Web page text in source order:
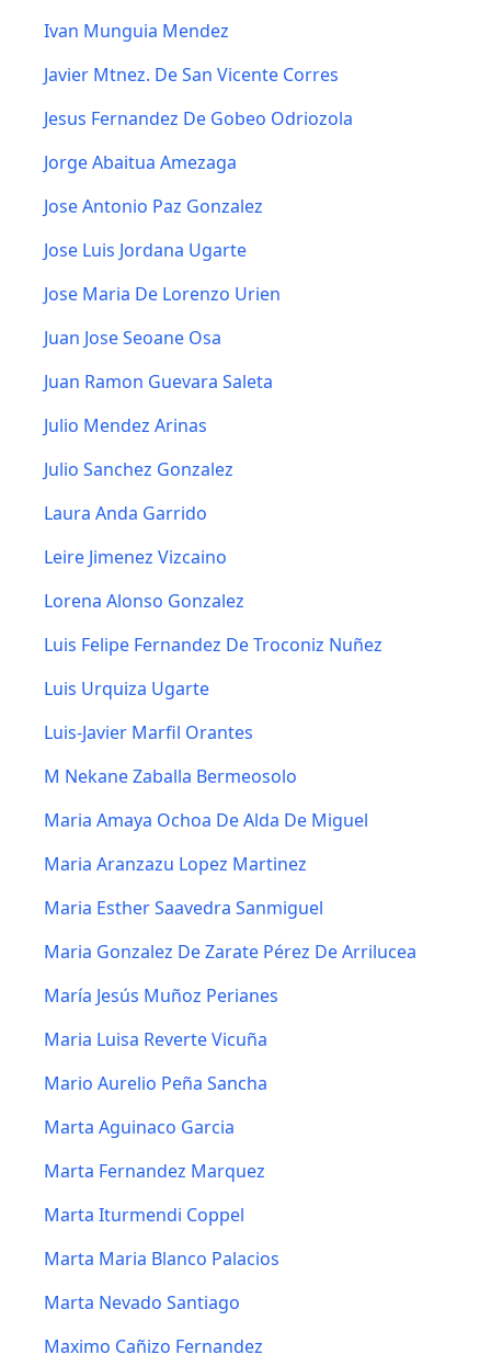
Ivan Munguia Mendez
Javier Mtnez. De San Vicente Corres
Jesus Fernandez De Gobeo Odriozola
Jorge Abaitua Amezaga
Jose Antonio Paz Gonzalez
Jose Luis Jordana Ugarte
Jose Maria De Lorenzo Urien
Juan Jose Seoane Osa
Juan Ramon Guevara Saleta
Julio Mendez Arinas
Julio Sanchez Gonzalez
Laura Anda Garrido
Leire Jimenez Vizcaino
Lorena Alonso Gonzalez
Luis Felipe Fernandez De Troconiz Nuñez
Luis Urquiza Ugarte
Luis-Javier Marfil Orantes
M Nekane Zaballa Bermeosolo
Maria Amaya Ochoa De Alda De Miguel
Maria Aranzazu Lopez Martinez
Maria Esther Saavedra Sanmiguel
Maria Gonzalez De Zarate Pérez De Arrilucea
María Jesús Muñoz Perianes
Maria Luisa Reverte Vicuña
Mario Aurelio Peña Sancha
Marta Aguinaco Garcia
Marta Fernandez Marquez
Marta Iturmendi Coppel
Marta Maria Blanco Palacios
Marta Nevado Santiago
Maximo Cañizo Fernandez